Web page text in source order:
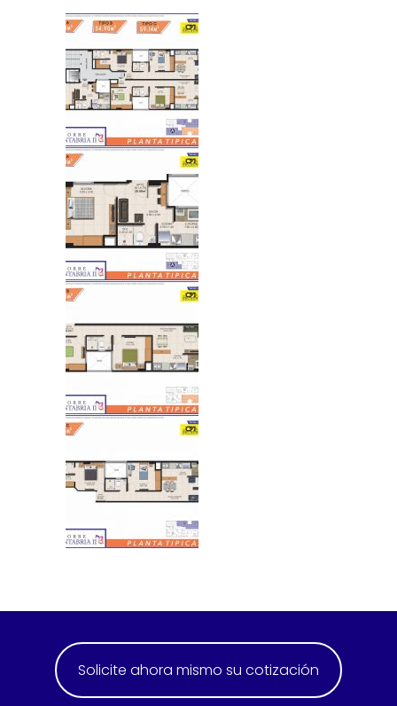
Solicite ahora mismo su cotización